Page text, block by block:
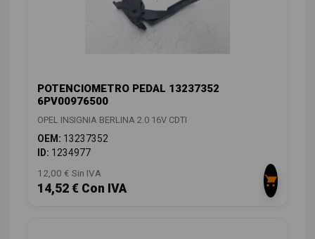
POTENCIOMETRO PEDAL 13237352
6PV00976500
OPEL INSIGNIA BERLINA 2.0 16V CDTI
OEM: 13237352
ID: 1234977
12,00 € Sin IVA
14,52 € Con IVA